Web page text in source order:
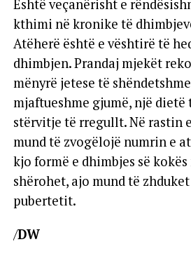
Është veçanërisht e
kthimi në kronike të
Atëherë është e vështirë të
dhimbjen. Prandaj mjekët
mënyrë jetese të
mjaftueshme gjumë, një
stërvitje të rregullt. Në rastin
mund të zvogëlojë numrin e
kjo formë e dhimbjes së
shërohet, ajo mund të
pubertetit.
/DW